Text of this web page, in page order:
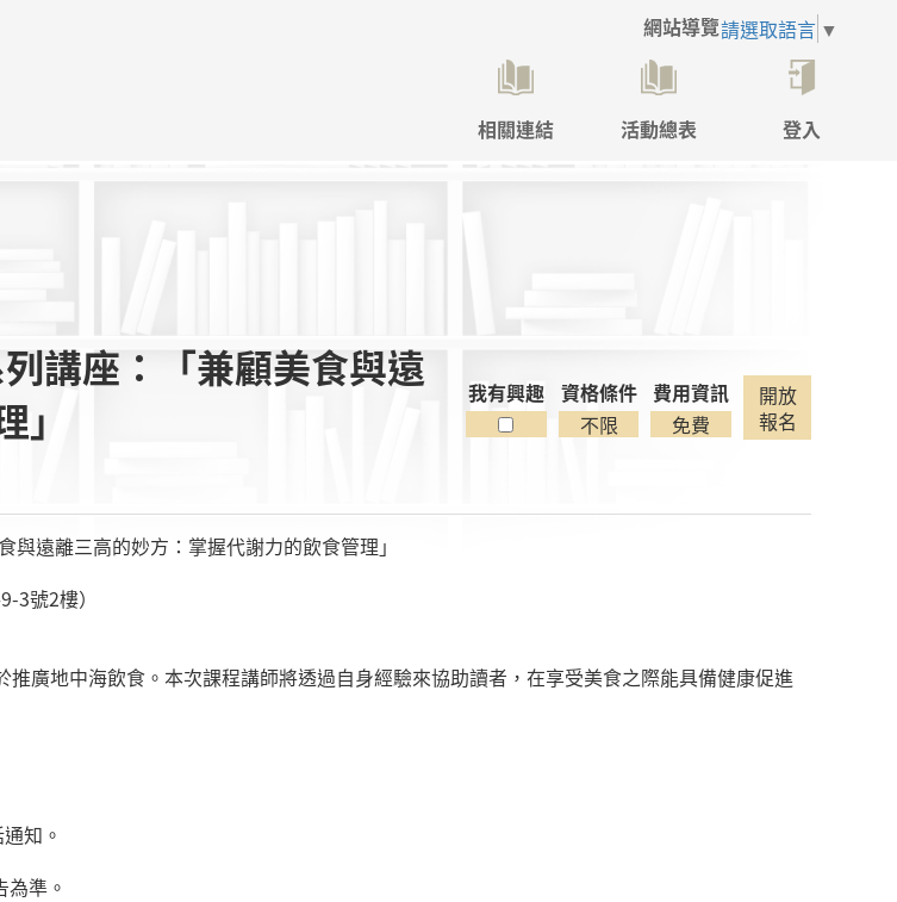
網站導覽請選取語言 ▼
相關連結
活動總表
視
窗
登入
講座：「兼顧美食與遠
我有興趣 資格條件
不限
費用資訊
免費
開放
報名
遠離三高的妙方：掌握代謝力的飲食管理」
3號2樓）
廣地中海飲食。本次課程講師將透過自身經驗來協助讀者，在享受美食之際能具備健康促進
知。
準。